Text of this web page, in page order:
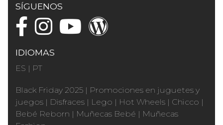
SÍGUENOS
IDIOMAS
ES | PT
Black Friday 2025 | Promociones en juguetes y
juegos | Disfraces | Lego | Hot Wheels | Chicco |
Bebé Reborn | Muñecas Bebé | Muñecas